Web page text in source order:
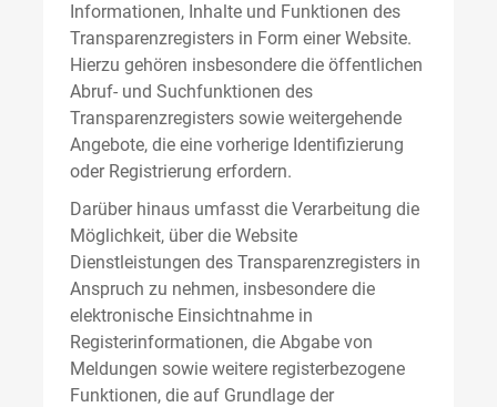
Informationen, Inhalte und Funktionen des
Transparenzregisters in Form einer Website.
Hierzu gehören insbesondere die öffentlichen
Abruf- und Suchfunktionen des
Transparenzregisters sowie weitergehende
Angebote, die eine vorherige Identifizierung
oder Registrierung erfordern.
Darüber hinaus umfasst die Verarbeitung die
Möglichkeit, über die Website
Dienstleistungen des Transparenzregisters in
Anspruch zu nehmen, insbesondere die
elektronische Einsichtnahme in
Registerinformationen, die Abgabe von
Meldungen sowie weitere registerbezogene
Funktionen, die auf Grundlage der